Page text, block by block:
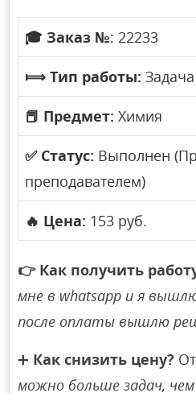
🎓 Заказ №: 22233
⟾ Тип работы: Задача
📕 Предмет: Химия
✅ Статус: Выполнен
преподавателем)
🔥 Цена: 153 руб.
👉 Как получить
мне в whatsapp и я
после оплаты вышлю
➕ Как снизить цену?
можно больше задач,